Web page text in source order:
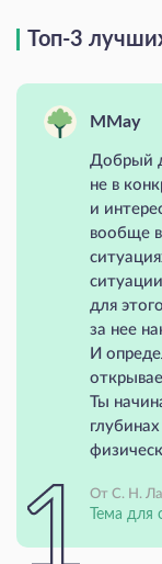
Топ-3
MMay
Добрый
не в
и
вообще
для
за нее
И
Ты
От С. Н.
Тема